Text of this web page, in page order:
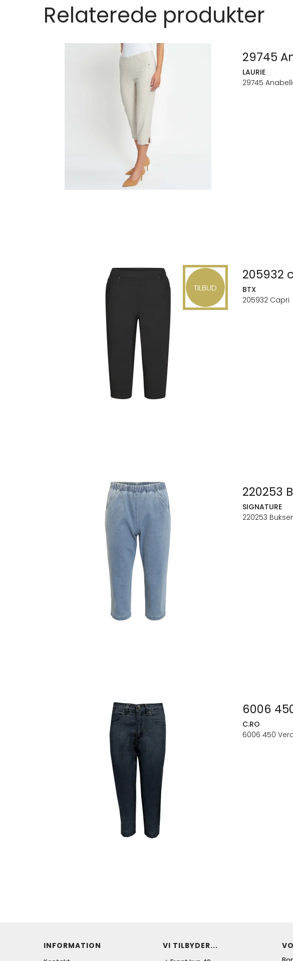
Relaterede produkter
29745
LAURIE
29745
TILBUD
205932
BTX
205932 Capri
220253
SIGNATURE
220253 Bukser
6006
C.RO
6006 450
INFORMATION VI TILBYDER...